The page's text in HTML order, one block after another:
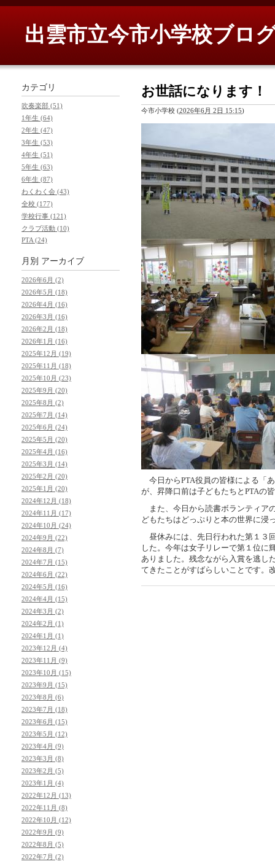
出雲市立今市小学校ブロ
お世話になります！
今市小学校 (2026年6月 2日 15:15)
今日からPTA役員の皆様による「
が、昇降口前は子どもたちとPTAの
また、今日から読書ボランティア
どもたちはどっぷりと本の世界に浸
昼休みには、先日行われた第１３
した。今年は女子リレーで第１位に
ありました。残念ながら入賞を逃し
てきたことがすばらしいことです。
カテゴリ
吹奏楽部 (51)
1年生 (64)
2年生 (47)
3年生 (53)
4年生 (51)
5年生 (63)
6年生 (87)
わくわく会 (43)
全校 (177)
学校行事 (121)
クラブ活動 (10)
PTA (24)
月別 アーカイブ
2026年6月 (2)
2026年5月 (18)
2026年4月 (16)
2026年3月 (16)
2026年2月 (18)
2026年1月 (16)
2025年12月 (19)
2025年11月 (18)
2025年10月 (23)
2025年9月 (20)
2025年8月 (2)
2025年7月 (14)
2025年6月 (24)
2025年5月 (20)
2025年4月 (16)
2025年3月 (14)
2025年2月 (20)
2025年1月 (20)
2024年12月 (18)
2024年11月 (17)
2024年10月 (24)
2024年9月 (22)
2024年8月 (7)
2024年7月 (15)
2024年6月 (22)
2024年5月 (16)
2024年4月 (15)
2024年3月 (2)
2024年2月 (1)
2024年1月 (1)
2023年12月 (4)
2023年11月 (9)
2023年10月 (15)
2023年9月 (15)
2023年8月 (6)
2023年7月 (18)
2023年6月 (15)
2023年5月 (12)
2023年4月 (9)
2023年3月 (8)
2023年2月 (5)
2023年1月 (4)
2022年12月 (13)
2022年11月 (8)
2022年10月 (12)
2022年9月 (9)
2022年8月 (5)
2022年7月 (2)